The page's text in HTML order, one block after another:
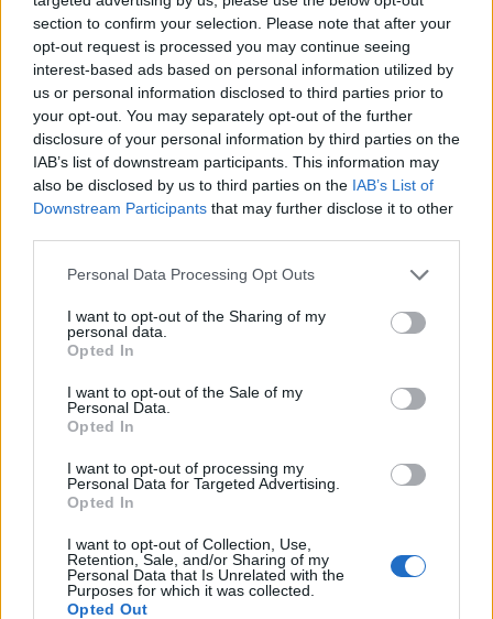
section to confirm your selection. Please note that after your
opt-out request is processed you may continue seeing
interest-based ads based on personal information utilized by
us or personal information disclosed to third parties prior to
your opt-out. You may separately opt-out of the further
disclosure of your personal information by third parties on the
IAB’s list of downstream participants. This information may
also be disclosed by us to third parties on the IAB’s List of
Downstream Participants that may further disclose it to other
Personal Data Processing Opt Outs
I want to opt-out of the Sharing of my
personal data.
Opted In
I want to opt-out of the Sale of my
Personal Data.
Opted In
I want to opt-out of processing my
Personal Data for Targeted Advertising.
Opted In
I want to opt-out of Collection, Use,
Retention, Sale, and/or Sharing of my
Personal Data that Is Unrelated with the
Purposes for which it was collected.
Opted Out
fuera del alcance de los niños.
Dónde puedo encontrar más
información sobre este
medicamento?
Se puede encontrar más información sobre el
sulfametoxazol/trimetoprima en:
del sulfametoxazol/trimetoprima relacionadas con
la infección por el VIH, contenidas en las Guías
clínicas para la prevención y el tratamiento de las
infecciones oportunistas en adultos y
inglés) preparadas por el HHS, los CDC y la IDSA-
HIVMA.
sulfametoxazol/trimetoprima, de la base de datos
de infoSIDA y de los resúmenes de los estudios de
El resumen precedente en su versión simple se
basa en el resumen correspondiente en inglés
para los pacientes.